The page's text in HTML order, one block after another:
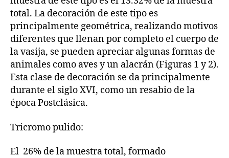
total. La decoración de este tipo es
principalmente geométrica, realizando motivos
diferentes que llenan por completo el cuerpo de
la vasija, se pueden apreciar algunas formas de
animales como aves y un alacrán (Figuras 1 y 2).
Esta clase de decoración se da principalmente
durante el siglo XVI, como un resabio de la
época Postclásica.
Tricromo pulido:
El 26% de la muestra total, formado